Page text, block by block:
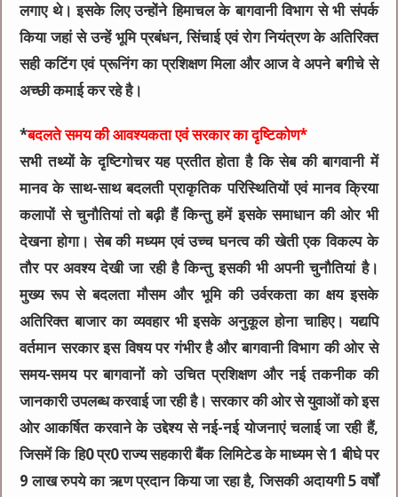
लगाए थे। इसके लिए उन्होंने हिमाचल के बागवानी विभाग से भी संपर्क
किया जहां से उन्हें भूमि प्रबंधन, सिंचाई एवं रोग नियंत्रण के अतिरिक्त
सही कटिंग एवं प्रूनिंग का प्रशिक्षण मिला और आज वे अपने बगीचे से
अच्छी कमाई कर रहे है।
*बदलते समय की आवश्यकता एवं सरकार का दृष्टिकोण*
सभी तथ्यों केे दृष्टिगोचर यह प्रतीत होता है कि सेब की बागवानी में
मानव के साथ-साथ बदलती प्राकृतिक परिस्थितियों एवं मानव क्रिया
कलापों से चुनौतियां तो बढ़ी हैं किन्तु हमें इसके समाधान की ओर भी
देखना होगा। सेब की मध्यम एवं उच्च घनत्व की खेती एक विकल्प के
तौर पर अवश्य देखी जा रही है किन्तु इसकी भी अपनी चुनौतियां है।
मुख्य रूप से बदलता मौसम और भूमि की उर्वरकता का क्षय इसके
अतिरिक्त बाजार का व्यवहार भी इसके अनुकूल होना चाहिए। यद्यपि
वर्तमान सरकार इस विषय पर गंभीर है और बागवानी विभाग की ओर से
समय-समय पर बागवानों को उचित प्रशिक्षण और नई तकनीक की
जानकारी उपलब्ध करवाई जा रही है। सरकार की ओर से युवाओं को इस
ओर आकर्षित करवाने के उद्देश्य से नई-नई योजनाएं चलाई जा रही हैं,
जिसमें कि हि0 प्र0 राज्य सहकारी बैंक लिमिटेड के माध्यम से 1 बीघे पर
9 लाख रुपये का ऋण प्रदान किया जा रहा है, जिसकी अदायगी 5 वर्षों